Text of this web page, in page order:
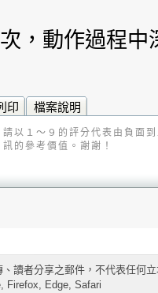
，動作過程中
印 檔案說明
請以１～９的評分代表由負面
訊的參考價值。謝謝！
讀者分享之郵件，不代表任何
Firefox, Edge, Safari